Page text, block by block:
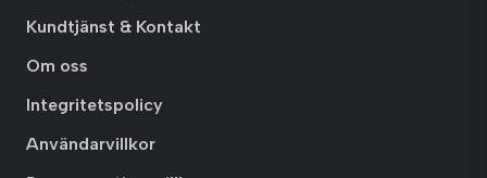
Kundtjänst & Kontakt
Om oss
Integritetspolicy
Användarvillkor